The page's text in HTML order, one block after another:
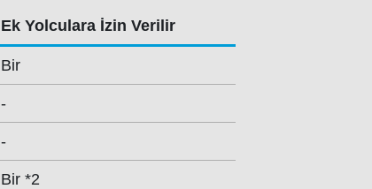
Ek Yolculara İzin Verilir
Bir
-
-
Bir *2